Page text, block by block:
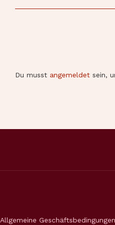
Du musst angemeldet sein,
Allgemeine